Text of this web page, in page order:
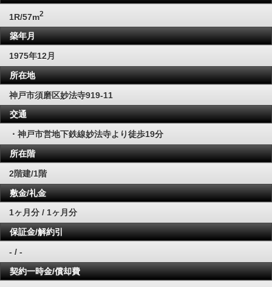
1R/57m2
築年月
1975年12月
所在地
神戸市須磨区妙法寺919-11
交通
・神戸市営地下鉄線妙法寺より徒歩19分
所在階
2階建/1階
敷金/礼金
1ヶ月分 / 1ヶ月分
保証金/解約引
- / -
契約一時金/償却費